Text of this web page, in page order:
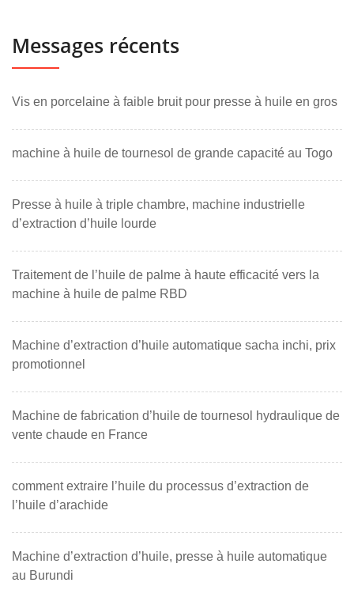
Messages récents
Vis en porcelaine à faible bruit pour presse à huile en gros
machine à huile de tournesol de grande capacité au Togo
Presse à huile à triple chambre, machine industrielle
d’extraction d’huile lourde
Traitement de l’huile de palme à haute efficacité vers la
machine à huile de palme RBD
Machine d’extraction d’huile automatique sacha inchi, prix
promotionnel
Machine de fabrication d’huile de tournesol hydraulique de
vente chaude en France
comment extraire l’huile du processus d’extraction de
l’huile d’arachide
Machine d’extraction d’huile, presse à huile automatique
au Burundi